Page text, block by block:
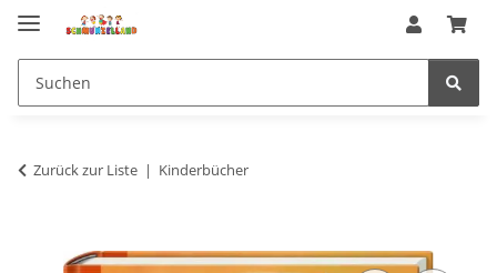
Zurück zur Liste Kinderbücher